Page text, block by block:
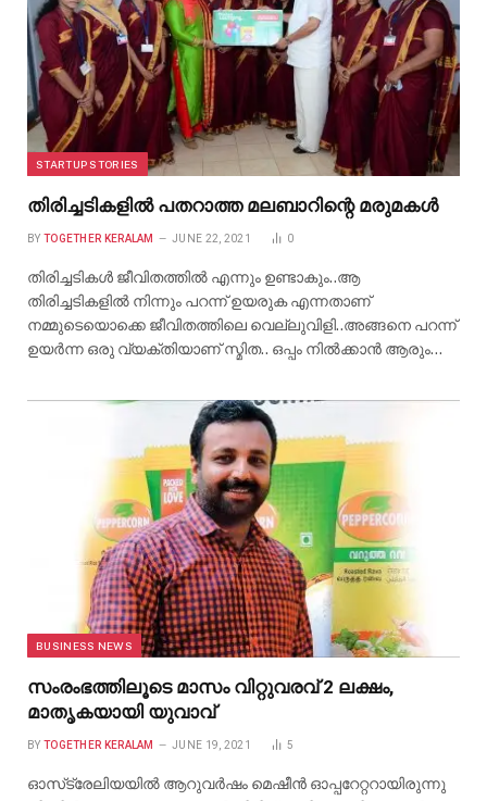
STARTUP STORIES
തിരിച്ചടികളിൽ പതറാത്ത മലബാറിന്റെ മരുമകൾ
BY TOGETHER KERALAM JUNE 22, 2021 0
തിരിച്ചടികൾ ജീവിതത്തിൽ എന്നും ഉണ്ടാകും..ആ
തിരിച്ചടികളിൽ നിന്നും പറന്ന് ഉയരുക എന്നതാണ്
നമ്മുടെയൊക്കെ ജീവിതത്തിലെ വെല്ലുവിളി..അങ്ങനെ പറന്ന്
ഉയർന്ന ഒരു വ്യക്തിയാണ് സ്മിത.. ഒപ്പം നിൽക്കാൻ ആരും…
BUSINESS NEWS
സംരംഭത്തിലൂടെ മാസം വിറ്റുവരവ് 2 ലക്ഷം,
മാതൃകയായി യുവാവ്
BY TOGETHER KERALAM JUNE 19, 2021 5
ഓസ്‌ട്രേലിയയില്‍ ആറുവര്‍ഷം മെഷീന്‍ ഓപ്പറേറ്ററായിരുന്നു